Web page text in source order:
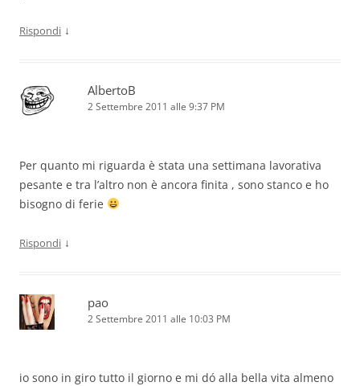
Rispondi ↓
AlbertoB
2 Settembre 2011 alle 9:37 PM
Per quanto mi riguarda è stata una settimana lavorativa
pesante e tra l’altro non è ancora finita , sono stanco e ho
bisogno di ferie
Rispondi ↓
pao
2 Settembre 2011 alle 10:03 PM
io sono in giro tutto il giorno e mi dó alla bella vita almeno